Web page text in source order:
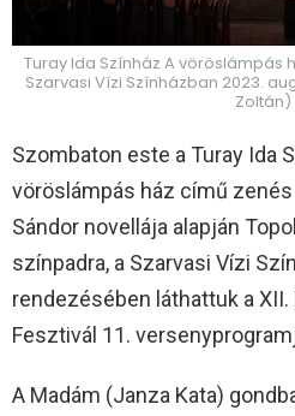
Turay Ida Színház A vöröslámpás
Szarvasi Vízi Színházban 2023.
Zoltán)
Szombaton este a Turay Ida
vöröslámpás ház című
Sándor novellája alapján
színpadra, a Szarvasi Vízi
rendezésében láthattuk a
Fesztivál 11.
A Madám (Janza Kata)